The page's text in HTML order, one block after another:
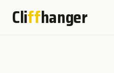
Cliffhanger